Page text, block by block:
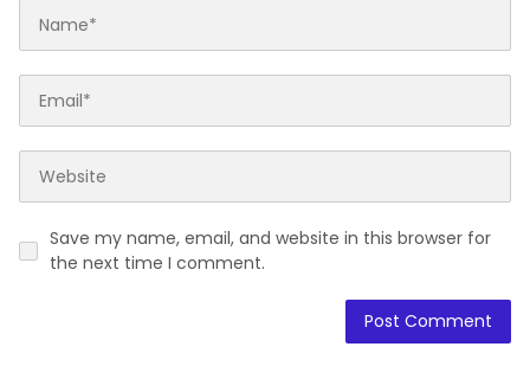
Save my name, email, and website in this browser for
the next time I comment.